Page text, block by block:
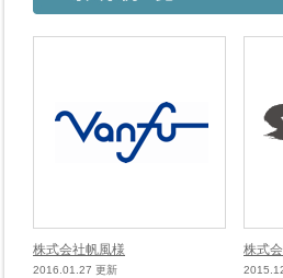
株式会社帆風様
2016.01.27 更新
株式